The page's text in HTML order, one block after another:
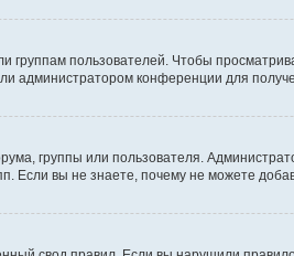
пользователей. Чтобы
администратором конференции для
группы или пользователя.
Если вы не знаете, почему не можете